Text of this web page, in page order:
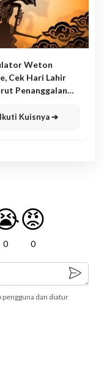
Weton
Cek Hari Lahir
Penanggalan
Ikuti Kuisnya ➔
0
😡
0
pengguna dan diatur